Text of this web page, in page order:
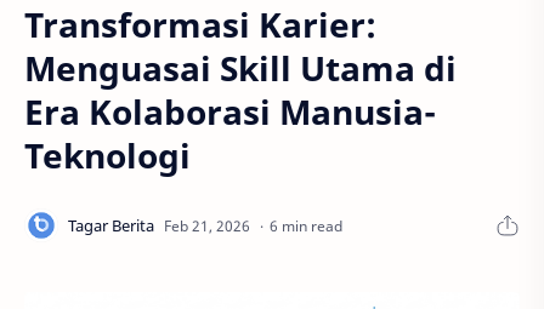
Transformasi Karier:
Menguasai Skill Utama di
Era Kolaborasi Manusia-
Teknologi
6 min read